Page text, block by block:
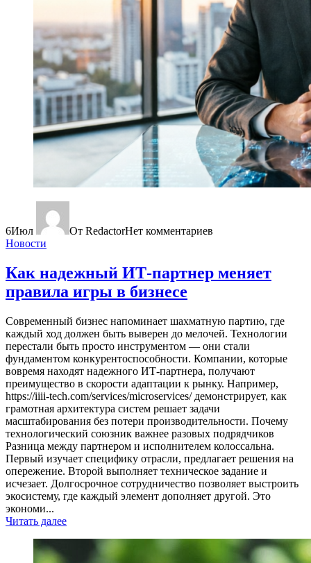
6Июл От RedactorНет комментариев
Новости
Как надежный ИТ-партнер меняет
правила игры в бизнесе
Современный бизнес напоминает шахматную партию, где
каждый ход должен быть выверен до мелочей. Технологии
перестали быть просто инструментом — они стали
фундаментом конкурентоспособности. Компании, которые
вовремя находят надежного ИТ-партнера, получают
преимущество в скорости адаптации к рынку. Например,
https://iiii-tech.com/services/microservices/ демонстрирует, как
грамотная архитектура систем решает задачи
масштабирования без потери производительности. Почему
технологический союзник важнее разовых подрядчиков
Разница между партнером и исполнителем колоссальна.
Первый изучает специфику отрасли, предлагает решения на
опережение. Второй выполняет техническое задание и
исчезает. Долгосрочное сотрудничество позволяет выстроить
экосистему, где каждый элемент дополняет другой. Это
экономи...
Читать далее